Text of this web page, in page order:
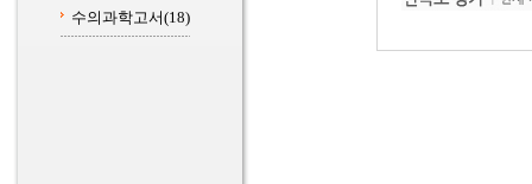
수의과학고서(18)